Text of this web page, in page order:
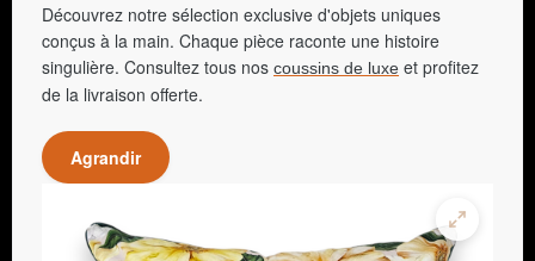
Découvrez notre sélection exclusive d'objets uniques
conçus à la main. Chaque pièce raconte une histoire
singulière. Consultez tous nos coussins de luxe et profitez
de la livraison offerte.
Agrandir